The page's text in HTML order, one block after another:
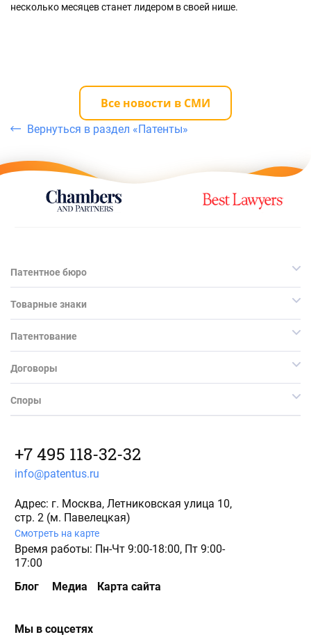
несколько месяцев станет лидером в своей нише.
Все новости в СМИ
Вернуться в раздел «Патенты»
Патентное бюро
Товарные знаки
Патентование
Договоры
Споры
+7 495 118-32-32
info@patentus.ru
Адрес: г. Москва, Летниковская улица 10,
стр. 2 (м. Павелецкая)
Смотреть на карте
Время работы: Пн-Чт 9:00-18:00, Пт 9:00-
17:00
Блог
Медиа Карта сайта
Мы в соцсетях